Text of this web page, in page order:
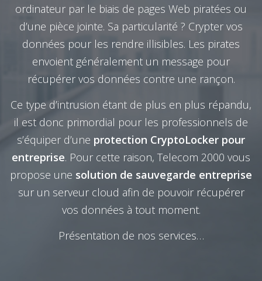
ordinateur par le biais de pages Web piratées ou
d’une pièce jointe. Sa particularité ? Crypter vos
données pour les rendre illisibles. Les pirates
envoient généralement un message pour
récupérer vos données contre une rançon.
Ce type d’intrusion étant de plus en plus répandu,
il est donc primordial pour les professionnels de
s’équiper d’une protection CryptoLocker pour
entreprise. Pour cette raison, Telecom 2000 vous
propose une solution de sauvegarde entreprise
sur un serveur cloud afin de pouvoir récupérer
vos données à tout moment.
Présentation de nos services…